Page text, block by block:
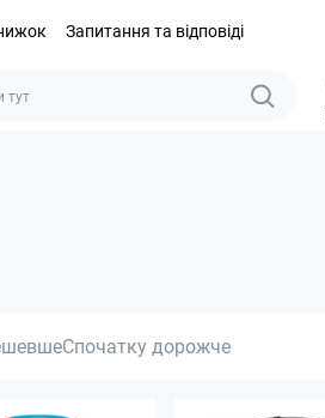
Запитання та відповіді
Спочатку дорожче